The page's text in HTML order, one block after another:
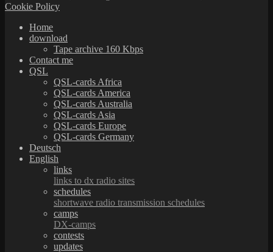
Cookie Policy
Home
download
Tape archive 160 Kbps
Contact me
QSL
QSL-cards Africa
QSL-cards America
QSL-cards Australia
QSL-cards Asia
QSL-cards Europe
QSL-cards Germany
Deutsch
English
links
links to dx radio sites
schedules
shortwave radio transmission schedules
camps
DX-camps
contests
updates